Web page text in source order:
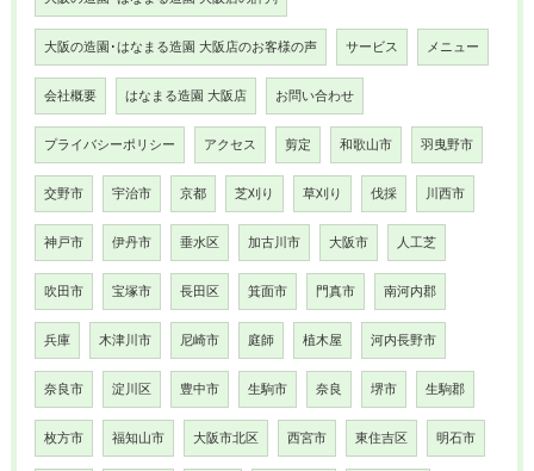
大阪の造園･はなまる造園 大阪店のお客様の声 サービス メニュー
会社概要 はなまる造園 大阪店 お問い合わせ
プライバシーポリシー アクセス 剪定 和歌山市 羽曳野市
交野市 宇治市 京都 芝刈り 草刈り 伐採 川西市
神戸市 伊丹市 垂水区 加古川市 大阪市 人工芝
吹田市 宝塚市 長田区 箕面市 門真市 南河内郡
兵庫 木津川市 尼崎市 庭師 植木屋 河内長野市
奈良市 淀川区 豊中市 生駒市 奈良 堺市 生駒郡
枚方市 福知山市 大阪市北区 西宮市 東住吉区 明石市